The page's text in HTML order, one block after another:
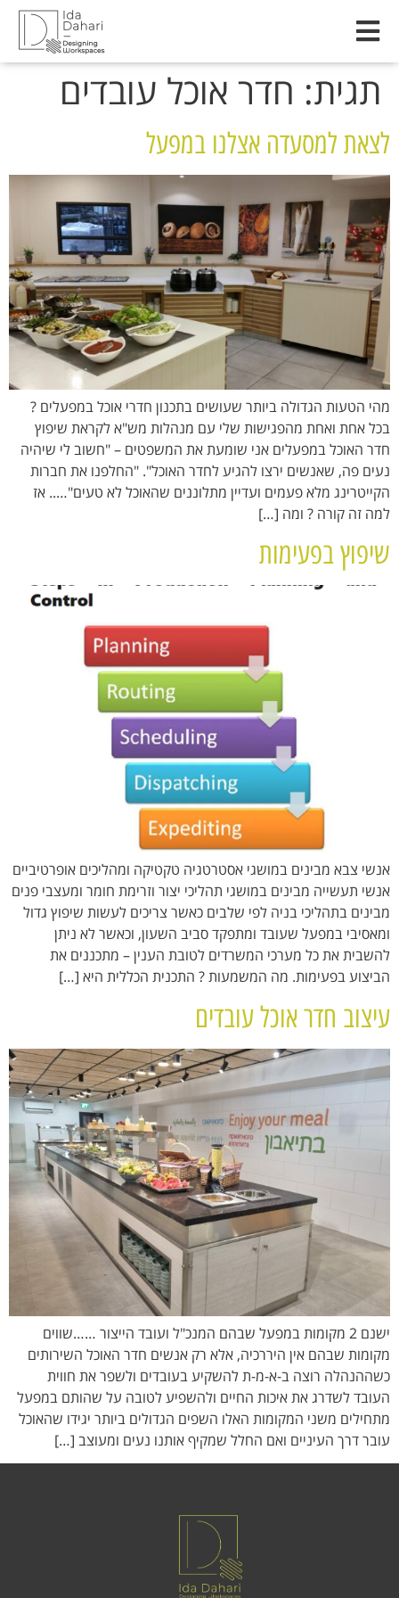
תגית: חדר אוכל עובדים
לצאת למסעדה אצלנו במפעל
מהי הטעות הגדולה ביותר שעושים בתכנון חדרי אוכל במפעלים ?
בכל אחת ואחת מהפגישות שלי עם מנהלות מש"א לקראת שיפוץ
חדר האוכל במפעלים אני שומעת את המשפטים – "חשוב לי שיהיה
נעים פה, שאנשים ירצו להגיע לחדר האוכל". "החלפנו את חברות
הקייטרינג מלא פעמים ועדיין מתלוננים שהאוכל לא טעים"….. אז
למה זה קורה ? ומה […]
שיפוץ בפעימות
אנשי צבא מבינים במושגי אסטרטגיה טקטיקה ומהליכים אופרטיביים
אנשי תעשייה מבינים במושגי תהליכי יצור וזרימת חומר ומעצבי פנים
מבינים בתהליכי בניה לפי שלבים כאשר צריכים לעשות שיפוץ גדול
ומאסיבי במפעל שעובד ומתפקד סביב השעון, וכאשר לא ניתן
להשבית את כל מערכי המשרדים לטובת הענין – מתכננים את
הביצוע בפעימות. מה המשמעות ? התכנית הכללית היא […]
עיצוב חדר אוכל עובדים
ישנם 2 מקומות במפעל שבהם המנכ"ל ועובד הייצור ……שווים
מקומות שבהם אין היררכיה, אלא רק אנשים חדר האוכל השירותים
כשההנהלה רוצה ב-א-מ-ת להשקיע בעובדים ולשפר את חווית
העובד לשדרג את איכות החיים ולהשפיע לטובה על שהותם במפעל
מתחילים משני המקומות האלו השפים הגדולים ביותר יגידו שהאוכל
עובר דרך העיניים ואם החלל שמקיף אותנו נעים ומעוצב […]